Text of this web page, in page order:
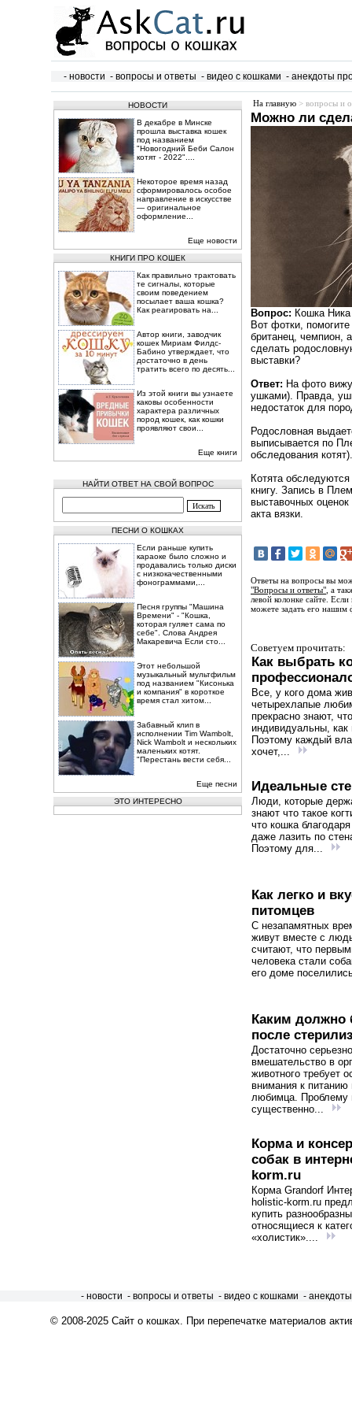
- новости - вопросы и ответы - видео с кошками - анекдоты
НОВОСТИ
В декабре в Минске
прошла выставка кошек
под названием
"Новогодний Беби Салон
котят - 2022"....
Некоторое время назад
сформировалось особое
направление в искусстве
— оригинальное
оформление...
Еще новости
КНИГИ ПРО КОШЕК
Как правильно трактовать
те сигналы, которые
своим поведением
посылает ваша кошка?
Как реагировать на...
Автор книги, заводчик
кошек Мириам Филдс-
Бабино утверждает, что
достаточно в день
тратить всего по десять...
Из этой книги вы узнаете
каковы особенности
характера различных
пород кошек, как кошки
проявляют свои...
Еще книги
НАЙТИ ОТВЕТ НА СВОЙ ВОПРОС
ПЕСНИ О КОШКАХ
Если раньше купить
караоке было сложно и
продавались только диски
с низкокачественными
фонограммами,...
Песня группы "Машина
Времени" - "Кошка,
которая гуляет сама по
себе". Слова Андрея
Макаревича Если сто...
Этот небольшой
музыкальный мультфильм
под названием "Кисонька
и компания" в короткое
время стал хитом...
Забавный клип в
исполнении Tim Wambolt,
Nick Wambolt и нескольких
маленьких котят.
"Перестань вести себя...
Еще песни
ЭТО ИНТЕРЕСНО
На главную > вопросы и
Можно ли
Вопрос: Кошка
Вот фотки,
британец,
сделать
выставки?
Ответ: На фото
ушками). Правда,
недостаток для
Родословная
выписывается по
обследования котят).
Котята
книгу. Запись в
выставочных
акта вязки.
Ответы на вопросы вы
"Вопросы и ответы" , а
левой колонке сайте.
можете задать его
Советуем прочитать:
Как выбрать
Все, у кого дома
четырехлапые
прекрасно знают,
индивидуальны, как
Поэтому каждый
хочет,...
Идеальные
Люди, которые
знают что такое
что кошка
даже лазить по
Поэтому для...
Как легко и
питомцев
С незапамятных
живут вместе с
считают, что
человека стали
его доме
Каким должно
после
Достаточно
вмешательство в
животного требует
внимания к питанию
любимца. Проблему
существенно...
Корма и
собак в
korm.ru
Корма Grandorf
holistic-korm.ru
купить
относящиеся к
«холистик»....
- новости - вопросы и ответы - видео с кошками -
© 2008-2025 Сайт о кошках. При перепечатке материалов